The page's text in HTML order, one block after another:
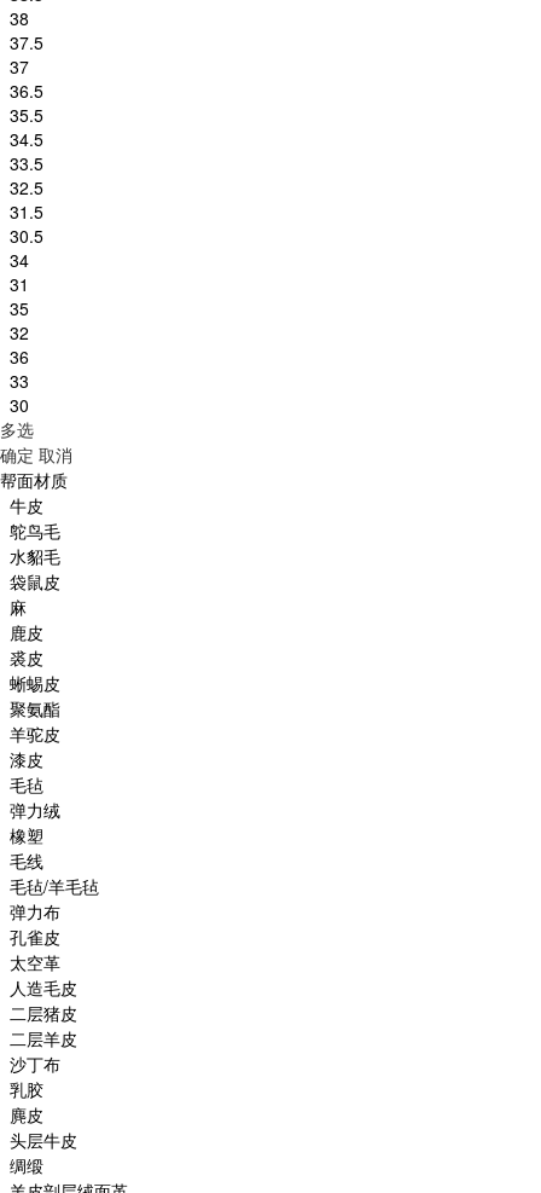
38
37.5
37
36.5
35.5
34.5
33.5
32.5
31.5
30.5
34
31
35
32
36
33
30
多选
确定 取消
帮面材质
牛皮
鸵鸟毛
水貂毛
袋鼠皮
麻
鹿皮
裘皮
蜥蜴皮
聚氨酯
羊驼皮
漆皮
毛毡
弹力绒
橡塑
毛线
毛毡/羊毛毡
弹力布
孔雀皮
太空革
人造毛皮
二层猪皮
二层羊皮
沙丁布
乳胶
麂皮
头层牛皮
绸缎